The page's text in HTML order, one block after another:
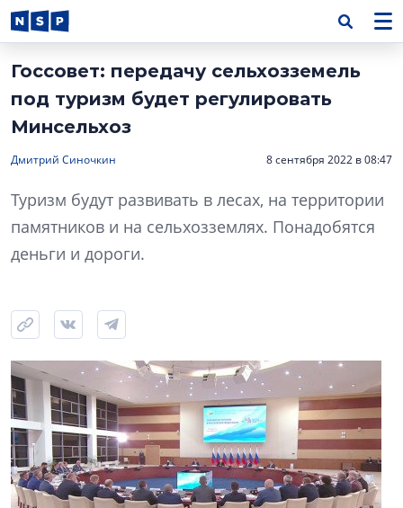
Госсовет: передачу сельхозземель
под туризм будет регулировать
Минсельхоз
Дмитрий Синочкин 8 сентября 2022 в 08:47
Туризм будут развивать в лесах, на территории
памятников и на сельхозземлях. Понадобятся
деньги и дороги.